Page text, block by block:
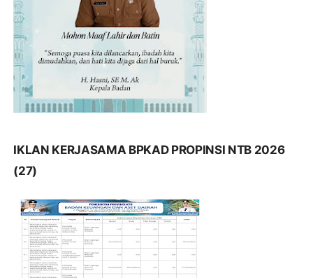
IKLAN KERJASAMA BPKAD PROPINSI NTB 2026
(27)